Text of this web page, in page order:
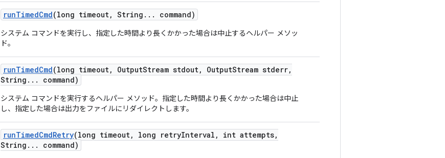
runTimedCmd(long timeout, String . . . command)
システム コマンドを実行し、指定した時間より長くかかった場合は中止するヘルパー メソッ
ド。
runTimedCmd(long timeout, OutputStream stdout, OutputStream stderr,
String . . . command)
システム コマンドを実行するヘルパー メソッド。指定した時間より長くかかった場合は中止
し、指定した場合は出力をファイルにリダイレクトします。
runTimedCmdRetry(long timeout, long retryInterval , int attempts,
String . . . command)